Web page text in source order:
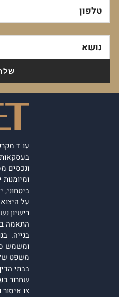
טלפון
נושא
עו"ד
ונכסים
ביטחוני,
על
רישיון
התאמה
בנייה.
ומשמש
משפט
בבתי
שחרור
צו